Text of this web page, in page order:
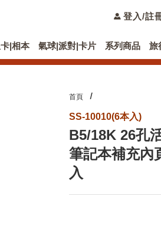
登入/註
|相本 氣球|派對|卡片 系列商品 旅
首頁
SS-10010(6本入)
B5/18K 26孔
筆記本補充內
入